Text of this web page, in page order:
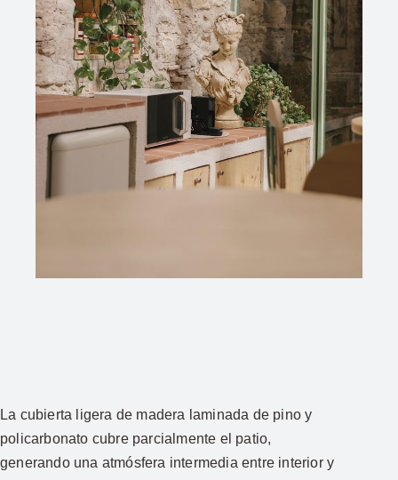
La cubierta ligera de madera laminada de pino y
policarbonato cubre parcialmente el patio,
generando una atmósfera intermedia entre interior y